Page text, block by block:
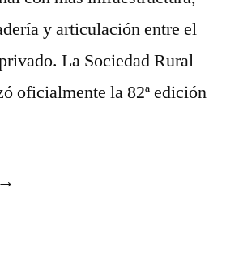
y articulación entre el
La Sociedad Rural
oficialmente la 82ª edición